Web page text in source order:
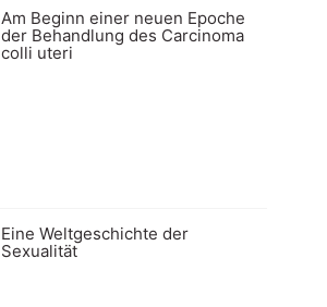
Am Beginn einer neuen Epoche
der Behandlung des Carcinoma
colli uteri
Eine Weltgeschichte der
Sexualität